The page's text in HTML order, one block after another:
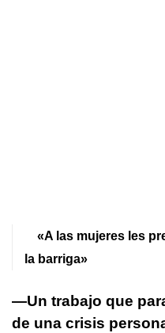
«A las mujeres les
la barriga»
—Un trabajo que
de una crisis